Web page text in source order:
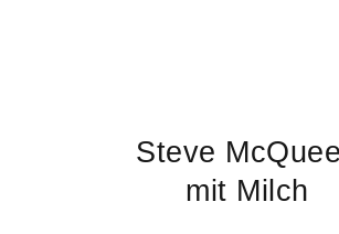
Steve
mit Milch